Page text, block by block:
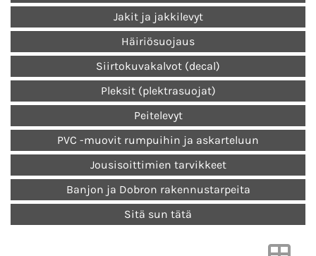
Jakit ja jakkilevyt
Häiriösuojaus
Siirtokuvakalvot (decal)
Pleksit (plektrasuojat)
Peitelevyt
PVC -muovit rumpuihin ja askarteluun
Jousisoittimien tarvikkeet
Banjon ja Dobron rakennustarpeita
Sitä sun tätä